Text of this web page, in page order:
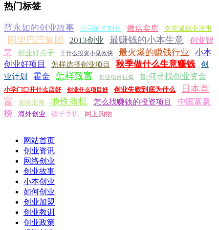
热门标签
范永如的创业故事 公司的控制权 微信卖房 李嘉诚创业故事
阿里巴巴集团 2013创业 最赚钱的小本生意
创业智
慧
创业好点子 干什么投资小见效快 最火爆的赚钱行业
小本
创业好项目
怎样选择创业项目 秋季做什么生意赚钱
创
业计划
霍金 怎样致富 创业项目征集 如何寻找创业资金
小学门口开什么店好 创业什么项目好 创业失败到底为什么
日本首
富
新创业潮 地铁商机 怎么找赚钱的投资项目
中国富豪
榜
海外创业 锤子手机 网上购物
网站首页
创业资讯
网络创业
创业故事
小本创业
如何创业
创业加盟
创业教训
创业政策